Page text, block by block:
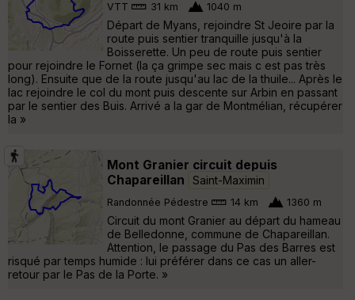
VTT 31 km 1040 m
Départ de Myans, rejoindre St Jeoire par la
route puis sentier tranquille jusqu'à la
Boisserette. Un peu de route puis sentier
pour rejoindre le Fornet (la ça grimpe sec mais c est pas très
long). Ensuite que de la route jusqu'au lac de la thuile... Après le
lac rejoindre le col du mont puis descente sur Arbin en passant
par le sentier des Buis. Arrivé a la gar de Montmélian, récupérer
la »
Mont Granier circuit depuis
Chapareillan
Saint-Maximin
Randonnée Pédestre 14 km 1360 m
Circuit du mont Granier au départ du hameau
de Belledonne, commune de Chapareillan.
Attention, le passage du Pas des Barres est
risqué par temps humide : lui préférer dans ce cas un aller-
retour par le Pas de la Porte. »